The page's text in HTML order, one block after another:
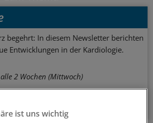
begehrt: In diesem Newsletter berichten
Entwicklungen in der Kardiologie.
alle 2 Wochen (Mittwoch)
ist uns wichtig